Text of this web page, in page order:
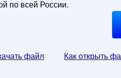
по всей России.
файл Как открыть